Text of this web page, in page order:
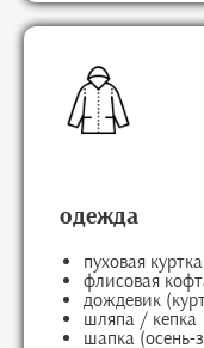
одежда
пуховая
флисовая
дождевик
шляпа / кепка
шапка